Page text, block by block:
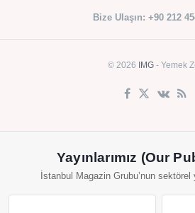
Bize Ulaşın: +90 212
© 2026 IMG - Yemek
Yayınlarımız (Our
İstanbul Magazin Grubu’nun sektörel